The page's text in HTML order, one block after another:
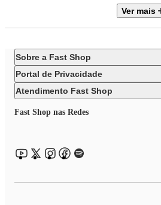
Ver mais
Sobre a Fast Shop
Portal de Privacidade
Atendimento Fast Shop
Fast Shop nas Redes